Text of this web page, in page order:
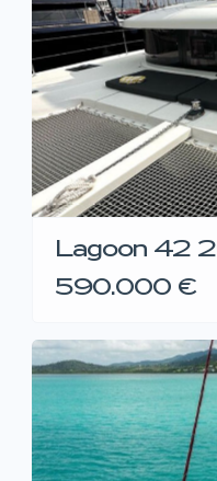
Lagoon 42
590.000 €